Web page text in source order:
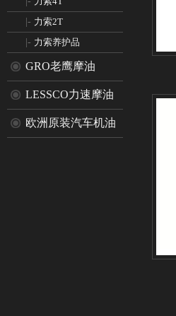
|- 力索2T
|- 力索养护品
GRO老鹰摩油
LESSCO力速摩油
欧洲原装汽车机油